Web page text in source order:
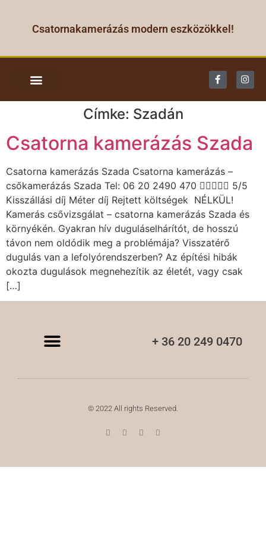
Csatornakamerázás modern eszközökkel!
Címke: Szadán
Csatorna kamerázás Szada
Csatorna kamerázás Szada Csatorna kamerázás –
csőkamerázás Szada Tel: 06 20 2490 470  5/5
Kisszállási díj Méter díj Rejtett költségek NÉLKÜL!
Kamerás csővizsgálat – csatorna kamerázás Szada és
környékén. Gyakran hív duguláselhárítót, de hosszú
távon nem oldódik meg a problémája? Visszatérő
dugulás van a lefolyórendszerben? Az építési hibák
okozta dugulások megnehezítik az életét, vagy csak
[…]
+ 36 20 249 0470
© 2022 All rights Reserved.